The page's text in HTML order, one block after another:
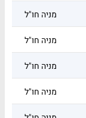
מניה חו"ל
מניה חו"ל
מניה חו"ל
מניה חו"ל